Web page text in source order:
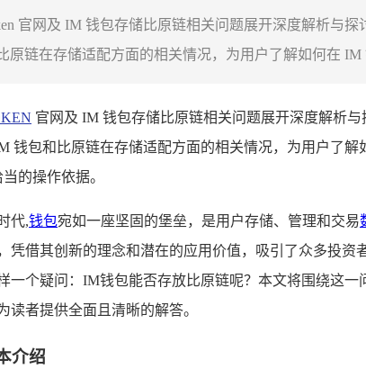
官网及 IM 钱包存储比原链相关问题展开深度解析与
原链在存储适配方面的相关情况，为用户了解如何在
官网及 IM 钱包存储比原链相关问题展开深度解析与
钱包和比原链在存储适配方面的相关情况，为用户了
的操作依据。
代,钱包宛如一座坚固的堡垒，是用户存储、管理和交易
凭借其创新的理念和潜在的应用价值，吸引了众多投
一个疑问：IM钱包能否存放比原链呢？本文将围绕这
读者提供全面且清晰的解答。
介绍